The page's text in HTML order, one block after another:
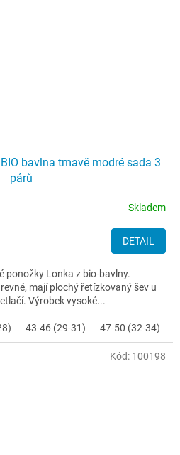
bavlna tmavě modré sada 3
párů
Skladem
DETAIL
ponožky Lonka z bio-bavlny.
mají plochý řetízkovaný šev u
Výrobek vysoké...
43-46 (29-31) 47-50 (32-34)
Kód: 100198